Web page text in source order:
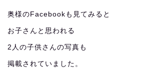
奥様のFacebookも見てみると
お子さんと思われる
2人の子供さんの写真も
掲載されていました。